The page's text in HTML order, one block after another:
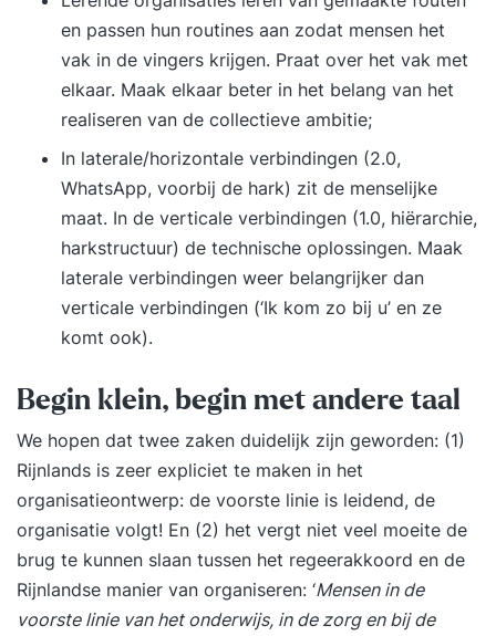
en passen hun routines aan zodat mensen het
vak in de vingers krijgen. Praat over het vak met
elkaar. Maak elkaar beter in het belang van het
realiseren van de collectieve ambitie;
In laterale/horizontale verbindingen (2.0,
WhatsApp, voorbij de hark) zit de menselijke
maat. In de verticale verbindingen (1.0, hiërarchie,
harkstructuur) de technische oplossingen. Maak
laterale verbindingen weer belangrijker dan
verticale verbindingen (‘Ik kom zo bij u’ en ze
komt ook).
Begin klein, begin met andere taal
We hopen dat twee zaken duidelijk zijn geworden: (1)
Rijnlands is zeer expliciet te maken in het
organisatieontwerp: de voorste linie is leidend, de
organisatie volgt! En (2) het vergt niet veel moeite de
brug te kunnen slaan tussen het regeerakkoord en de
Rijnlandse manier van organiseren: ‘Mensen in de
voorste linie van het onderwijs, in de zorg en bij de